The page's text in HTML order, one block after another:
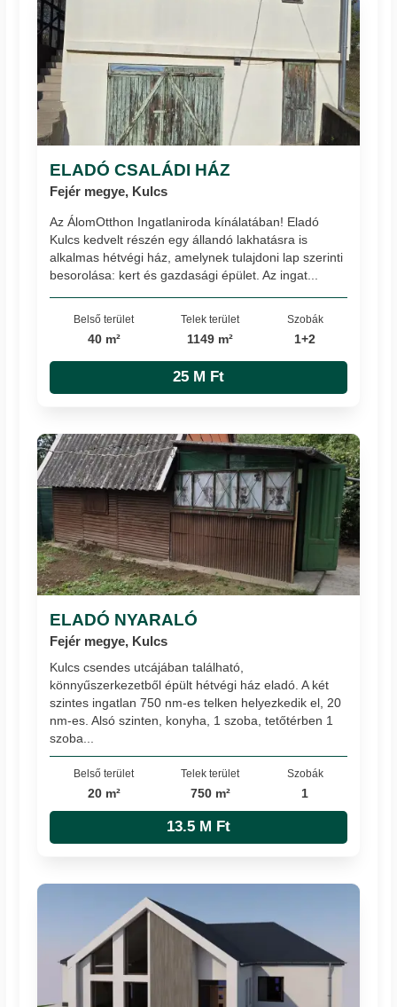
ELADÓ CSALÁDI HÁZ
Fejér megye, Kulcs
Az ÁlomOtthon Ingatlaniroda kínálatában! Eladó
Kulcs kedvelt részén egy állandó lakhatásra is
alkalmas hétvégi ház, amelynek tulajdoni lap szerinti
besorolása: kert és gazdasági épület. Az ingat...
Belső terület
40 m²
Telek terület
1149 m²
Szobák
1+2
25 M Ft
ELADÓ NYARALÓ
Fejér megye, Kulcs
Kulcs csendes utcájában található,
könnyűszerkezetből épült hétvégi ház eladó. A két
szintes ingatlan 750 nm-es telken helyezkedik el, 20
nm-es. Alsó szinten, konyha, 1 szoba, tetőtérben 1
szoba...
Belső terület
20 m²
Telek terület
750 m²
Szobák
1
13.5 M Ft